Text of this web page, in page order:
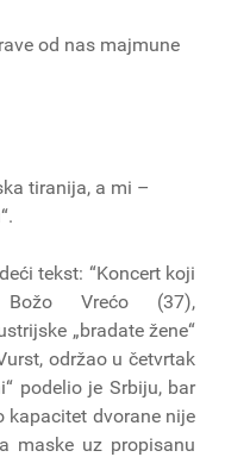
od nas majmune
ništa.
tiranija, a mi –
tekst: “Koncert koji
Vrećo (37),
„bradate žene“
održao u četvrtak
podelio je Srbiju, bar
kapacitet dvorane nije
maske uz propisanu